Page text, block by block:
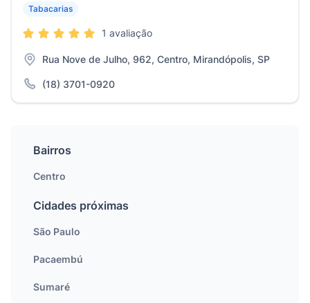
Tabacarias
1 avaliação
Rua Nove de Julho, 962, Centro, Mirandópolis, SP
(18) 3701-0920
Bairros
Centro
Cidades próximas
São Paulo
Pacaembú
Sumaré